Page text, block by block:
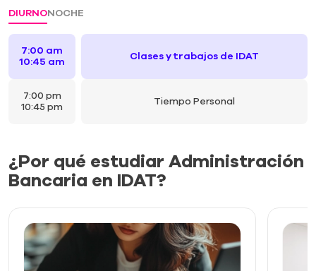
DIURNONOCHE
7:00 am
10:45 am
7:00 pm
10:45 pm
Clases y trabajos de IDAT
Tiempo Personal
¿Por qué estudiar Administración
Bancaria en IDAT?